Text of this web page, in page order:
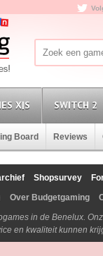
X|S SWITCH 2
Board Reviews
Shopsurvey
Over Budgetgaming
in de Benelux.
en kwaliteit kunnen